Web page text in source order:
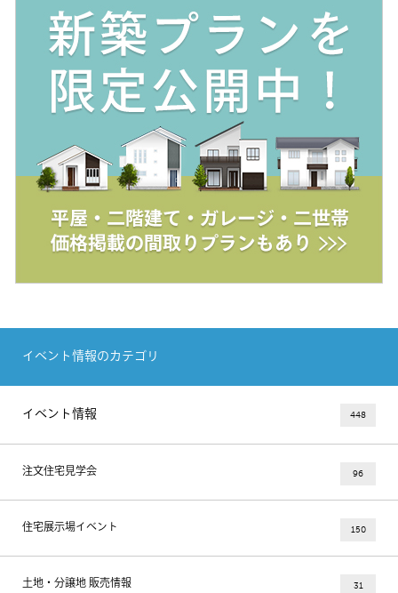
イベント情報のカテゴリ
イベント情報 448
注文住宅見学会 96
住宅展示場イベント 150
土地・分譲地 販売情報 31